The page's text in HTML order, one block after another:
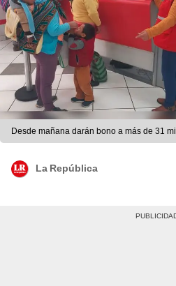
Desde mañana darán bono a más de 31
La República